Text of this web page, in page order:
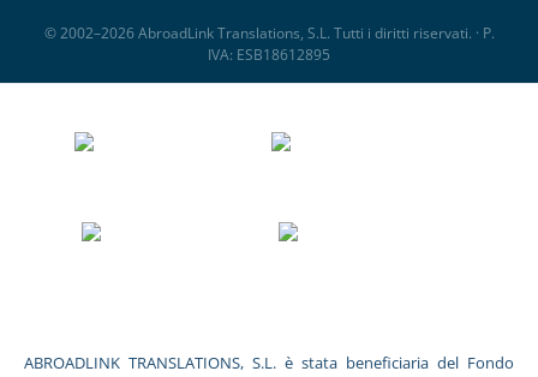
© 2002–2026 AbroadLink Translations, S.L. Tutti i diritti riservati. · P.
IVA: ESB18612895
ABROADLINK TRANSLATIONS, S.L. è stata beneficiaria del Fondo